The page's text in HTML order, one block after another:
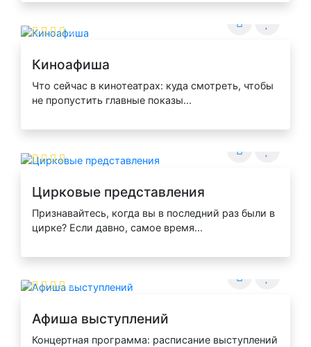
Киноафиша
Что сейчас в кинотеатрах: куда смотреть, чтобы
не пропустить главные показы...
Цирковые представления
Признавайтесь, когда вы в последний раз были в
цирке? Если давно, самое время...
Афиша выступлений
Концертная программа: расписание выступлений